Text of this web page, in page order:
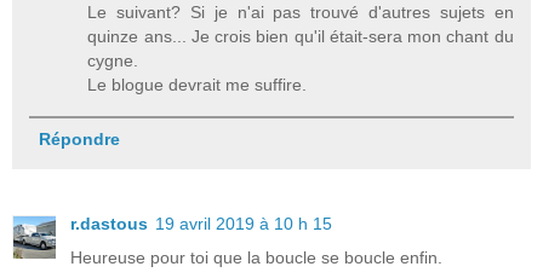
Le suivant? Si je n'ai pas trouvé d'autres sujets en
quinze ans... Je crois bien qu'il était-sera mon chant du
cygne.
Le blogue devrait me suffire.
Répondre
r.dastous 19 avril 2019 à 10 h 15
Heureuse pour toi que la boucle se boucle enfin.